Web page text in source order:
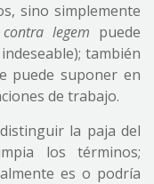
sino simplemente
contra legem puede
también
puede suponer en
de trabajo.
la paja del
los términos;
es o podría